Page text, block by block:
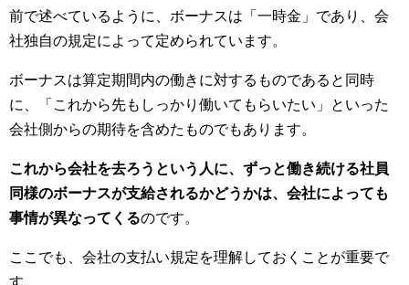
前で述べているように、ボーナスは「一時金」であり、会
社独自の規定によって定められています。
ボーナスは算定期間内の働きに対するものであると同時
に、「これから先もしっかり働いてもらいたい」といった
会社側からの期待を含めたものでもあります。
これから会社を去ろうという人に、ずっと働き続ける社員
同様のボーナスが支給されるかどうかは、会社によっても
事情が異なってくるのです。
ここでも、会社の支払い規定を理解しておくことが重要で
す。